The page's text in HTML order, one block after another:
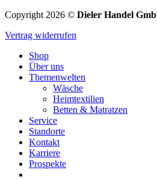
Copyright 2026 © Dieler Handel
Vertrag widerrufen
Shop
Über uns
Themenwelten
Wäsche
Heimtextilien
Betten & Matratzen
Service
Standorte
Kontakt
Karriere
Prospekte